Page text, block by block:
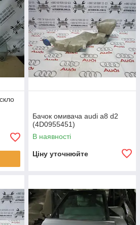
Бачок омивача audi a8 d2
(4D0955451)
В наявності
Ціну уточнюйте